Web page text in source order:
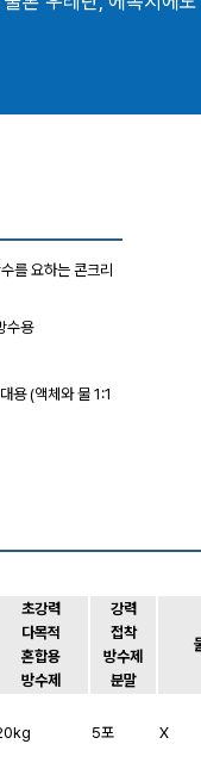
를 요하는 콘크리
수용
용 (액체와 물 1:1
초강력
다목적
혼합용
방수제
강력
접착
방수제
분말
5포 X